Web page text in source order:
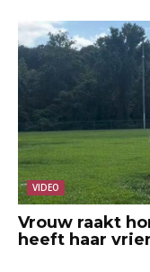
VIDEO
Vrouw raakt
heeft haar